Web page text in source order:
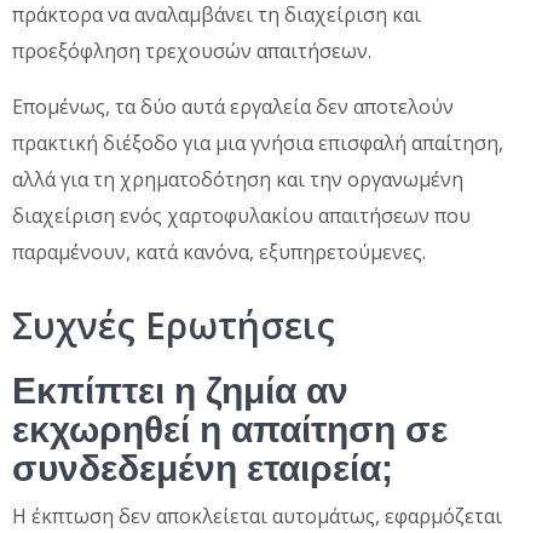
πράκτορα να αναλαμβάνει τη διαχείριση και
προεξόφληση τρεχουσών απαιτήσεων.
Επομένως, τα δύο αυτά εργαλεία δεν αποτελούν
πρακτική διέξοδο για μια γνήσια επισφαλή απαίτηση,
αλλά για τη χρηματοδότηση και την οργανωμένη
διαχείριση ενός χαρτοφυλακίου απαιτήσεων που
παραμένουν, κατά κανόνα, εξυπηρετούμενες.
Συχνές Ερωτήσεις
Εκπίπτει η ζημία αν
εκχωρηθεί η απαίτηση σε
συνδεδεμένη εταιρεία;
Η έκπτωση δεν αποκλείεται αυτομάτως, εφαρμόζεται